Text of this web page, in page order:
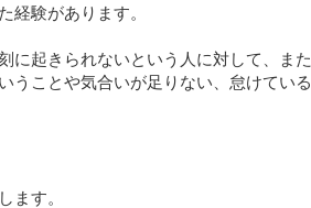
経験があります。
に起きられないという人に対して、また
うことや気合いが足りない、怠けている
ます。